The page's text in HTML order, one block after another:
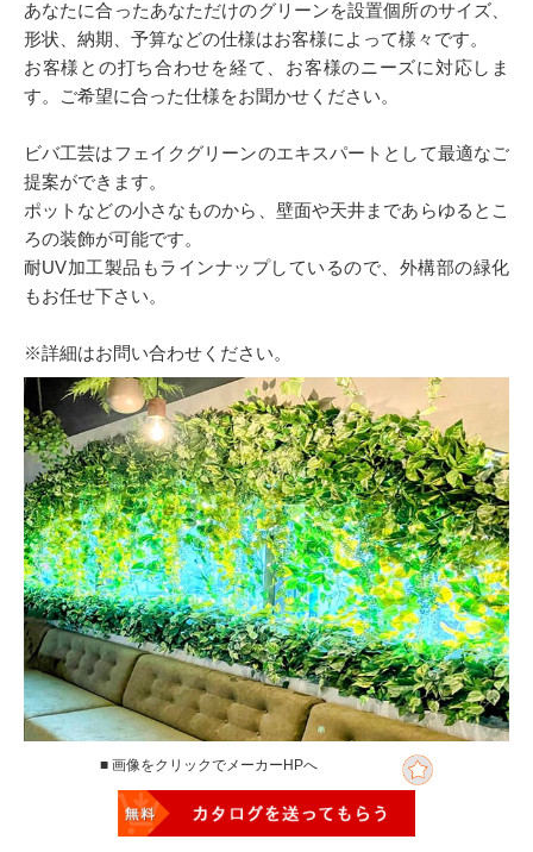
あなたに合ったあなただけのグリーンを設置個所のサイズ、
形状、納期、予算などの仕様はお客様によって様々です。
お客様との打ち合わせを経て、お客様のニーズに対応しま
す。ご希望に合った仕様をお聞かせください。
ビバ工芸はフェイクグリーンのエキスパートとして最適なご
提案ができます。
ポットなどの小さなものから、壁面や天井まであらゆるとこ
ろの装飾が可能です。
耐UV加工製品もラインナップしているので、外構部の緑化
もお任せ下さい。
※詳細はお問い合わせください。
■ 画像をクリックでメーカーHPへ